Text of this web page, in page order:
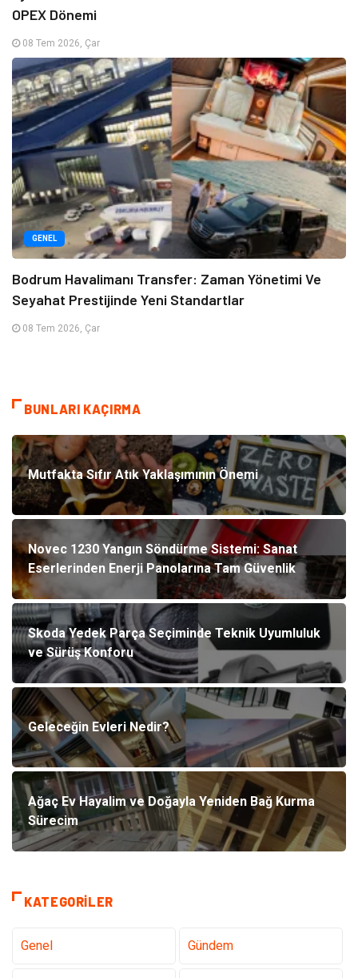
OPEX Dönemi
08 Tem 2026, Çar
GENEL
Bodrum Havalimanı Transfer: Zaman Yönetimi Ve
Seyahat Prestijinde Yeni Standartlar
08 Tem 2026, Çar
BUNLARI KAÇIRMA
Mutfakta Sıfır Atık Yaklaşımının Önemi
Novec 1230 Yangın Söndürme Sistemi: Sanat
Eserlerinden Enerji Panolarına Tam Güvenlik
Skoda Yedek Parça Seçiminde Teknik Uyumluluk
ve Sürüş Konforu
Geleceğin Evleri Nedir?
Ağaç Ev Hayalim ve Doğayla Yeniden Bağ Kurma
Sürecim
KATEGORILER
Genel Gündem